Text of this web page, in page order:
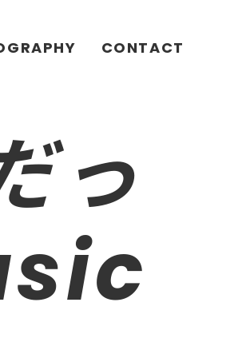
CONTACT
っ